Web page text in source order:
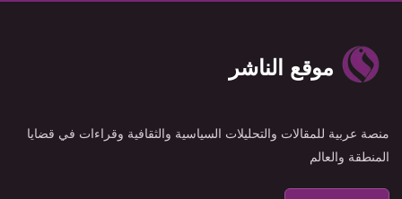
موقع الناشر
منصة عربية للمقالات والتحليلات السياسية والثقافية وقراءات في قضايا
المنطقة والعالم